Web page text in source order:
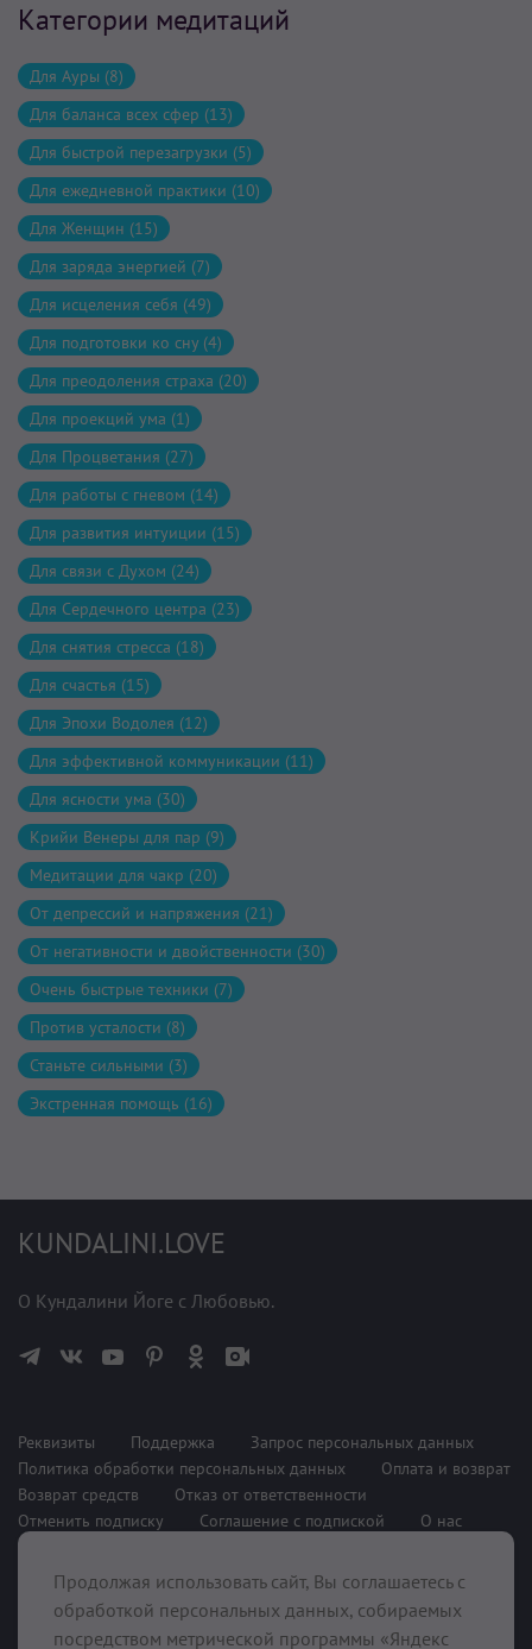
Категории медитаций
Для Ауры (8)
Для баланса всех сфер (13)
Для быстрой перезагрузки (5)
Для ежедневной практики (10)
Для Женщин (15)
Для заряда энергией (7)
Для исцеления себя (49)
Для подготовки ко сну (4)
Для преодоления страха (20)
Для проекций ума (1)
Для Процветания (27)
Для работы с гневом (14)
Для развития интуиции (15)
Для связи с Духом (24)
Для Сердечного центра (23)
Для снятия стресса (18)
Для счастья (15)
Для Эпохи Водолея (12)
Для эффективной коммуникации (11)
Для ясности ума (30)
Крийи Венеры для пар (9)
Медитации для чакр (20)
От депрессий и напряжения (21)
От негативности и двойственности (30)
Очень быстрые техники (7)
Против усталости (8)
Станьте сильными (3)
Экстренная помощь (16)
KUNDALINI.LOVE
О Кундалини Йоге с Любовью.
Реквизиты Поддержка
Запрос персональных данных
Политика обработки персональных данных
Оплата и возврат
Возврат средств
Отказ от ответственности
Отменить подписку
Соглашение с подпиской О нас
При поддержке
Продолжая использовать сайт, Вы соглашаетесь с
обработкой персональных данных, собираемых
посредством метрической программы «Яндекс